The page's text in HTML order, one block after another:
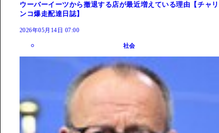
ウーバーイーツから撤退する店が最近増えている理由【チャリ
ンコ爆走配達日誌】
2026年05月14日 07:00
社会